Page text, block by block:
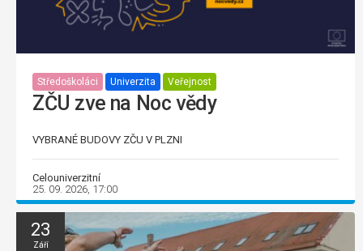
Středoškoláci Univerzita Veřejnost
ZČU zve na Noc vědy
VYBRANÉ BUDOVY ZČU V PLZNI
Celouniverzitní
25. 09. 2026, 17:00
23
Září